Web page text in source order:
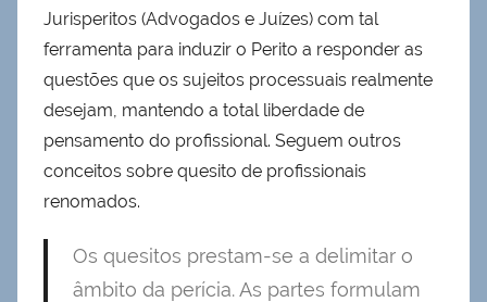
Jurisperitos (Advogados e Juízes) com tal
ferramenta para induzir o Perito a responder as
questões que os sujeitos processuais realmente
desejam, mantendo a total liberdade de
pensamento do profissional. Seguem outros
conceitos sobre quesito de profissionais
renomados.
Os quesitos prestam-se a delimitar o
âmbito da perícia. As partes formulam